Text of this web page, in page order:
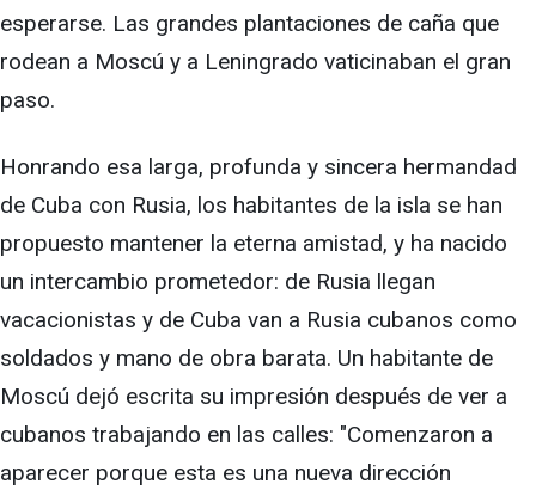
esperarse. Las grandes plantaciones de caña que
rodean a Moscú y a Leningrado vaticinaban el gran
paso.
Honrando esa larga, profunda y sincera hermandad
de Cuba con Rusia, los habitantes de la isla se han
propuesto mantener la eterna amistad, y ha nacido
un intercambio prometedor: de Rusia llegan
vacacionistas y de Cuba van a Rusia cubanos como
soldados y mano de obra barata. Un habitante de
Moscú dejó escrita su impresión después de ver a
cubanos trabajando en las calles: "Comenzaron a
aparecer porque esta es una nueva dirección